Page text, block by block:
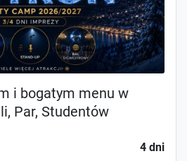
i bogatym menu w
Par, Studentów
4 dni